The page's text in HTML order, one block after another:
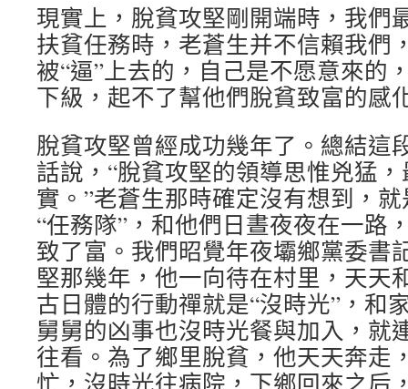
現實上，脫貧攻堅剛開端時，我們
扶貧任務時，老蒼生并不信賴我們
被“逼”上去的，自己是不愿意來的
下級，起不了幫他們脫貧致富的感
脫貧攻堅曾經成功幾年了。總結這
話說，“脫貧攻堅的領導思惟兇猛
實。”老蒼生那時確定沒有想到，
“任務隊”，和他們日晝夜夜在一路
致了富。我們昭覺年夜壩鄉黨委書
堅那幾年，他一向待在村里，天天
古日體的行動禪就是“沒時光”，和
舅舅的凶事也沒時光餐與加入，就
往看。為了鄉里脫貧，他天天奔走
忙，沒時光往病院，下鄉回來之后